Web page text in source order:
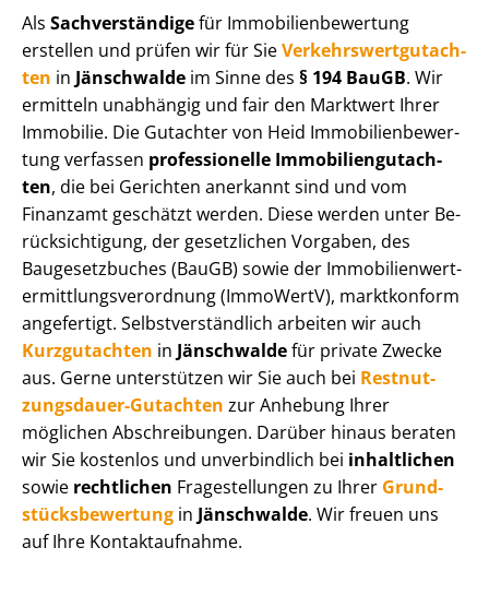
Als Sachverständigefür Im­mo­bi­li­en­be­wer­tung
erstellen und prüfen wir für SieVer­kehrs­wert­gut­ach­
ten in Jänschwalde im Sinne des § 194 BauGB. Wir
ermitteln unabhängig und fair den Marktwert Ihrer
Immobilie. Die Gutachter von Heid Im­mo­bi­li­en­be­wer­
tung verfassen professionelle Im­mo­bi­li­en­gut­ach­
ten, die bei Gerichten anerkannt sind und vom
Finanzamt geschätzt werden. Diese werden unter Be­
rück­sich­ti­gung, der gesetzlichen Vorgaben, des
Baugesetzbuches (BauGB) sowie der Im­mo­bi­li­en­wert­
ermitt­lungs­ver­ord­nung (ImmoWertV), marktkonform
angefertigt. Selbst­ver­ständ­lich arbeiten wir auch
Kurzgutachten in Jänschwaldefür private Zwecke
aus. Gerne unterstützen wir Sie auch bei Rest­nut­
zungs­dau­er-Gutachten zur Anhebung Ihrer
möglichen Abschreibungen. Darüber hinaus beraten
wir Sie kostenlos und unverbindlich bei inhaltlichen
sowie rechtlichen Fragestellungen zu Ihrer Grund­
stücks­be­wer­tung in Jänschwalde. Wir freuen uns
auf Ihre Kontaktaufnahme.